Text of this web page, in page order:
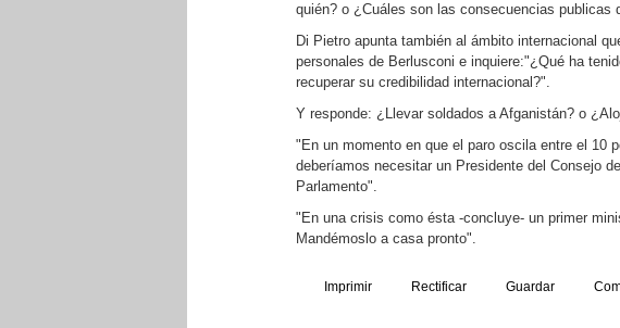
quién? o ¿Cuáles son las consecuencias publicas
Di Pietro apunta también al ámbito internacional
personales de Berlusconi e inquiere:"¿Qué ha
recuperar su credibilidad internacional?".
Y responde: ¿Llevar soldados a Afganistán? o
"En un momento en que el paro oscila entre el 10
deberíamos necesitar un Presidente del Consejo
Parlamento".
"En una crisis como ésta -concluye- un primer
Mandémoslo a casa pronto".
Imprimir Rectificar Guardar